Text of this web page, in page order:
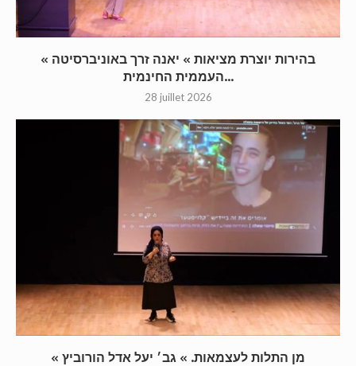
« בהירות יוצרת מציאות » יאנה זרך באוניברסיטה
העממית החינמית...
28 juillet 2026
« מן התלות לעצמאות. » גב׳ יעל אדל הורוביץ